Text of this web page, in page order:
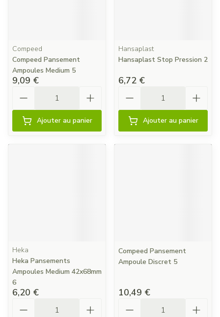
Compeed
Compeed Pansement
Ampoules Medium 5
9,09 €
Ajouter au panier
Hansaplast
Hansaplast Stop Pression 2
6,72 €
Ajouter au panier
Heka
Heka Pansements
Ampoules Medium 42x68mm
6
6,20 €
Compeed Pansement
Ampoule Discret 5
10,49 €